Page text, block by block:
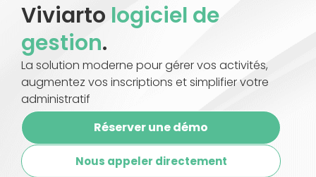
Viviarto logiciel de
gestion.
La solution moderne pour gérer vos activités,
augmentez vos inscriptions et simplifier votre
administratif
Réserver une démo
Nous appeler directement